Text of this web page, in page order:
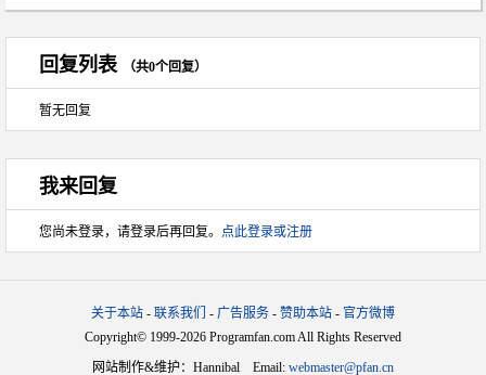
回复列表 （共0个回复）
暂无回复
我来回复
您尚未登录，请登录后再回复。 点此登录或注册
关于本站 - 联系我们 - 广告服务 - 赞助本站 - 官方微博
Copyright© 1999-2026 Programfan.com All Rights Reserved
网站制作&维护：Hannibal Email: webmaster@pfan.cn